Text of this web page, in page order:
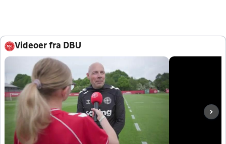
Videoer fra DBU